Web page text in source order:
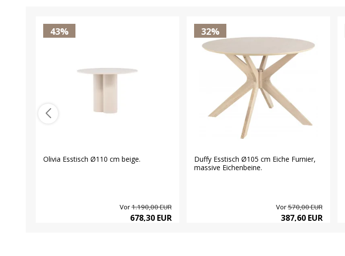
43%
Olivia Esstisch Ø110 cm beige.
Vor1.190,00 EUR
678,30 EUR
32%
Duffy Esstisch Ø105 cm Eiche Furnier,
massive Eichenbeine.
Vor570,00 EUR
387,60 EUR